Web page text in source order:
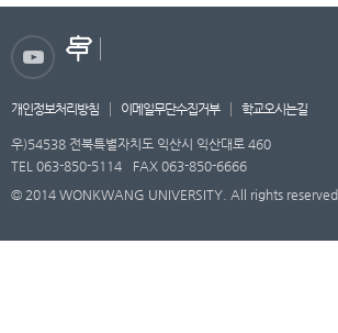
개인정보처리방침 이메일무단수집거부 학교오시는길
우)54538 전북특별자치도 익산시 익산대로 460
TEL 063-850-5114
FAX 063-850-6666
© 2014 WONKWANG UNIVERSITY. All rights reserved